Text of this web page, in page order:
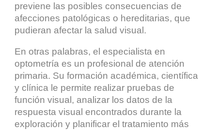
previene las posibles consecuencias de
afecciones patológicas o hereditarias, que
pudieran afectar la salud visual.
En otras palabras, el especialista en
optometría es un profesional de atención
primaria. Su formación académica, científica
y clínica le permite realizar pruebas de
función visual, analizar los datos de la
respuesta visual encontrados durante la
exploración y planificar el tratamiento más